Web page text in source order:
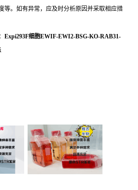
等。如有异常，应及时分析原因并采取相应措
Expi293F细胞EWIF-EWI2-BSG-KO-RAB31-